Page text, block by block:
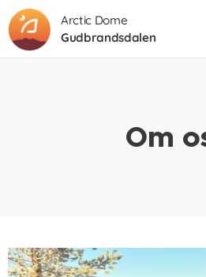
Arctic Dome
Gudbrandsdalen
Om